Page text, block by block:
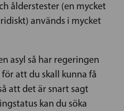
ålderstester (en mycket
används i mycket
asyl så har regeringen
att du skall kunna få
att det är snart sagt
kan du söka